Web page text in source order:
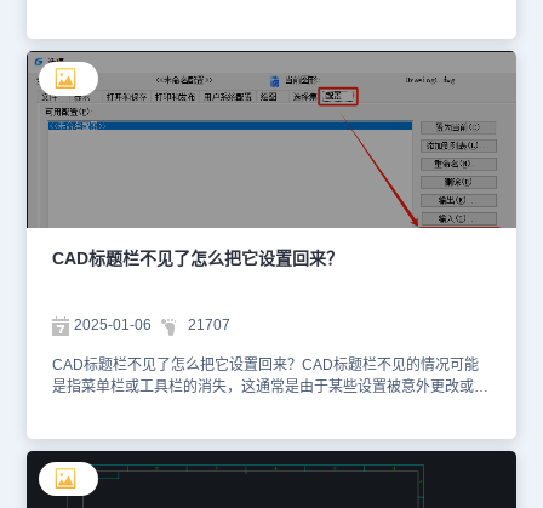
修改标题栏文字单次调整标题栏中特定文字的大小。操作步骤：
（1）选择文字对象在浩辰CAD中打开图纸文件后，选中CAD标题栏
中需要调整的文字。（2）调整字体大小方法1：特性面板选中文字
后，按【Ctrl+1】打开特性面板，在【文字】选项卡中修改【高度】
值。方法2：文字样式管理器调用STYLE命令，在打开的【文字样
式】对话框中，选择当前文字样式，修改【高度】值后点击【应
用】。2、通过标注样式全局调整批量修改标题栏中标注文字的大
小。操作步骤：（1）打开标注样式管理器在浩辰CAD中打开图纸文
件后，调用DIMSTYLE命令，打开【标注样式管理器】对话框。
（2）选择标注样式在弹出的【标注样式管理器】中，选择当前样
式，点击【修改】。（3）修改标注样式在弹出的【修改标注样式管
（4）应用点击【确定】—【置为当前】，所有使用该样式的标注文
字将更新。在浩辰CAD软件中，通过以上两种方法，便可以调整
CAD标题栏字体大小，兼顾了规范性与灵活性，从而高效完成CAD
标题栏定制，提升图纸质量和协作效率。
CAD标题栏不见了怎么把它设置回来？
2025-01-06 21707
CAD标题栏不见了怎么把它设置回来？CAD标题栏不见的情况可能
是指菜单栏或工具栏的消失，这通常是由于某些设置被意外更改或软
一：通过选项配置重置1、打开浩辰CAD软件：首先，确保浩辰CAD
软件已经打开，并且确认菜单栏和工具栏确实不在界面上显示。2、
右键单击绘图区：将鼠标指针移动到CAD绘图区的任意空白位置，然